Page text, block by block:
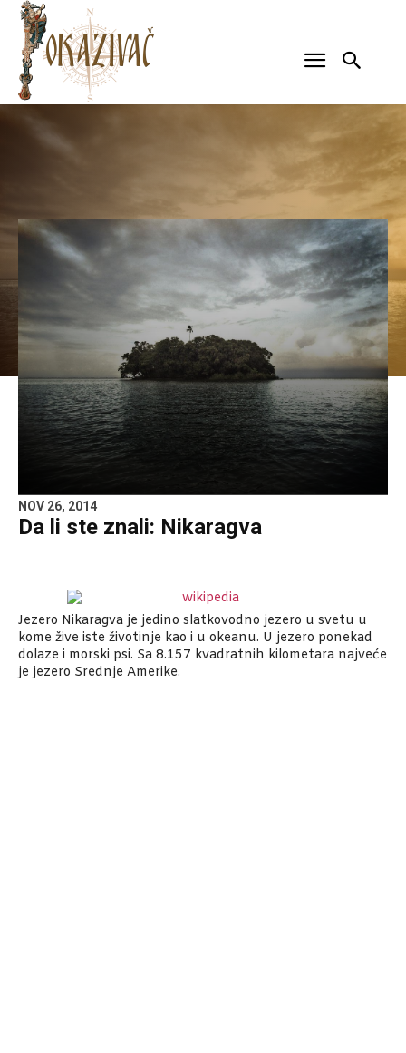
NOV 26, 2014
Da li ste znali: Nikaragva
Jezero Nikaragva je jedino slatkovodno jezero u svetu u
kome žive iste životinje kao i u okeanu. U jezero ponekad
dolaze i morski psi. Sa 8.157 kvadratnih kilometara najveće
je jezero Srednje Amerike.